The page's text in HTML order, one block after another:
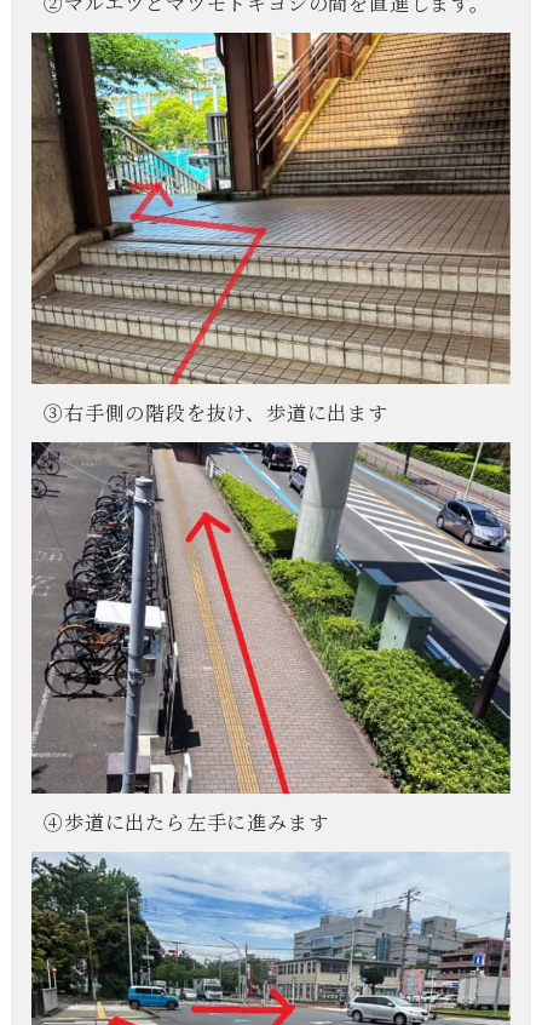
③右手側の階段を抜け、歩道に出ます
④歩道に出たら左手に進みます